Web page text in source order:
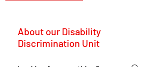
About our Disability
Discrimination Unit